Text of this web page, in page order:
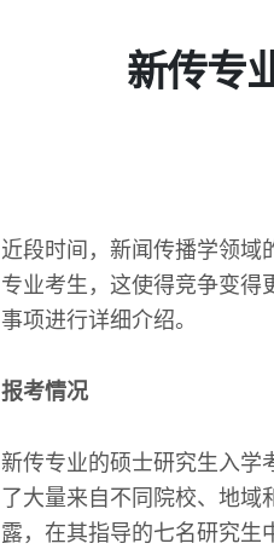
新传专
近段时间，新闻传播学领域
专业考生，这使得竞争变得
事项进行详细介绍。
报考情况
新传专业的硕士研究生入学
了大量来自不同院校、地
露，在其指导的七名研究生